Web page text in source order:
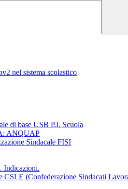
nel sistema scolastico
di base USB P.I. Scuola
ANQUAP
Sindacale FISI
Indicazioni.
(Confederazione Sindacati